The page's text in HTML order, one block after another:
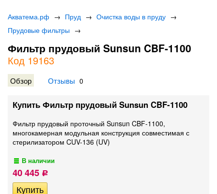
Акватема.рф → Пруд → Очистка воды в пруду →
Прудовые фильтры →
Фильтр прудовый Sunsun CBF-1100
Код 19163
Обзор Отзывы 0
Купить Фильтр прудовый Sunsun CBF-1100
Фильтр прудовый проточный Sunsun CBF-1100,
многокамерная модульная конструкция совместимая с
стерилизатором CUV-136 (UV)
В наличии
40 445 Р